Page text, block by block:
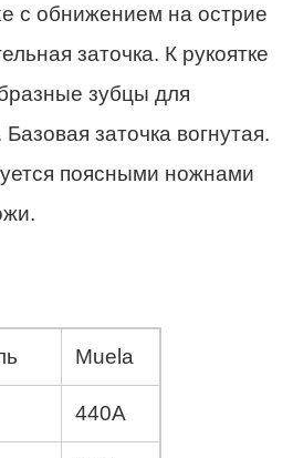
с обнижением на острие
заточка. К рукоятке
зубцы для
заточка вогнутая.
поясными ножнами
Muela
440А